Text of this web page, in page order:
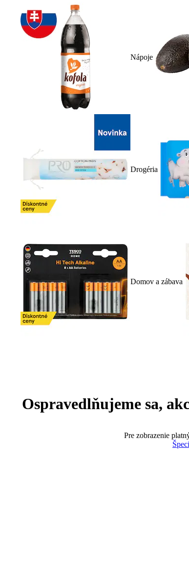
Nápoje
Drogéria
Domov a zábava
Ospravedlňujeme sa,
Pre zobrazenie